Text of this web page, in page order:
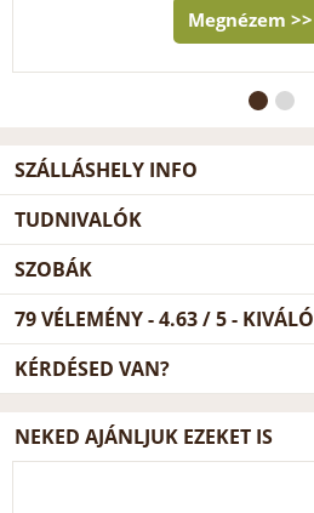
Megnézem >>
SZÁLLÁSHELY INFO
TUDNIVALÓK
SZOBÁK
79VÉLEMÉNY -4.63/5- KIVÁLÓ
KÉRDÉSED VAN?
NEKED AJÁNLJUK EZEKET IS